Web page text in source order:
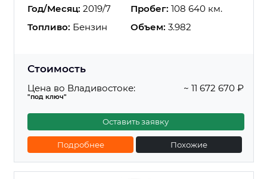
Год/Месяц: 2019/7 Пробег: 108 640 км.
Топливо: Бензин Объем: 3.982
Стоимость
Цена во Владивостоке:
"под ключ"
~ 11 672 670 ₽
Оставить заявку
Подробнее Похожие